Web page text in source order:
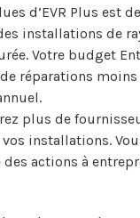
d’EVR Plus est
installations de
Votre budget
réparations
plus de
installations.
actions à